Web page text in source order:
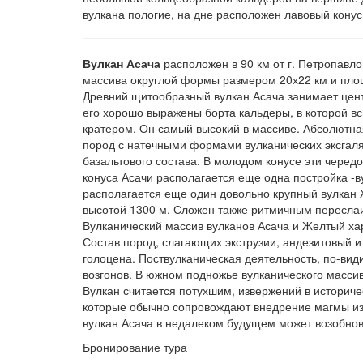
вулкана пологие, на дне расположен лавовый
Вулкан Асача расположен в 90 км от г.
массива округлой формы размером 20х22 км и
Древний щитообразный вулкан Асача занимает
его хорошо выражены борта кальдеры, в которой
кратером. Он самый высокий в массиве.
пород с натечными формами вулканических
базальтового состава. В молодом конусе эти
конуса Асачи располагается еще одна постройка
располагается еще один довольно крупный
высотой 1300 м. Сложен также ритмичным
Вулканический массив вулканов Асача и Желтый
Состав пород, слагающих экструзии, андезитовый
голоцена. Поствулканическая деятельность, по-
возгонов. В южном подножье вулканического
Вулкан считается потухшим, извержений в
которые обычно сопровождают внедрение магмы
вулкан Асача в недалеком будущем может
Бронирование тура